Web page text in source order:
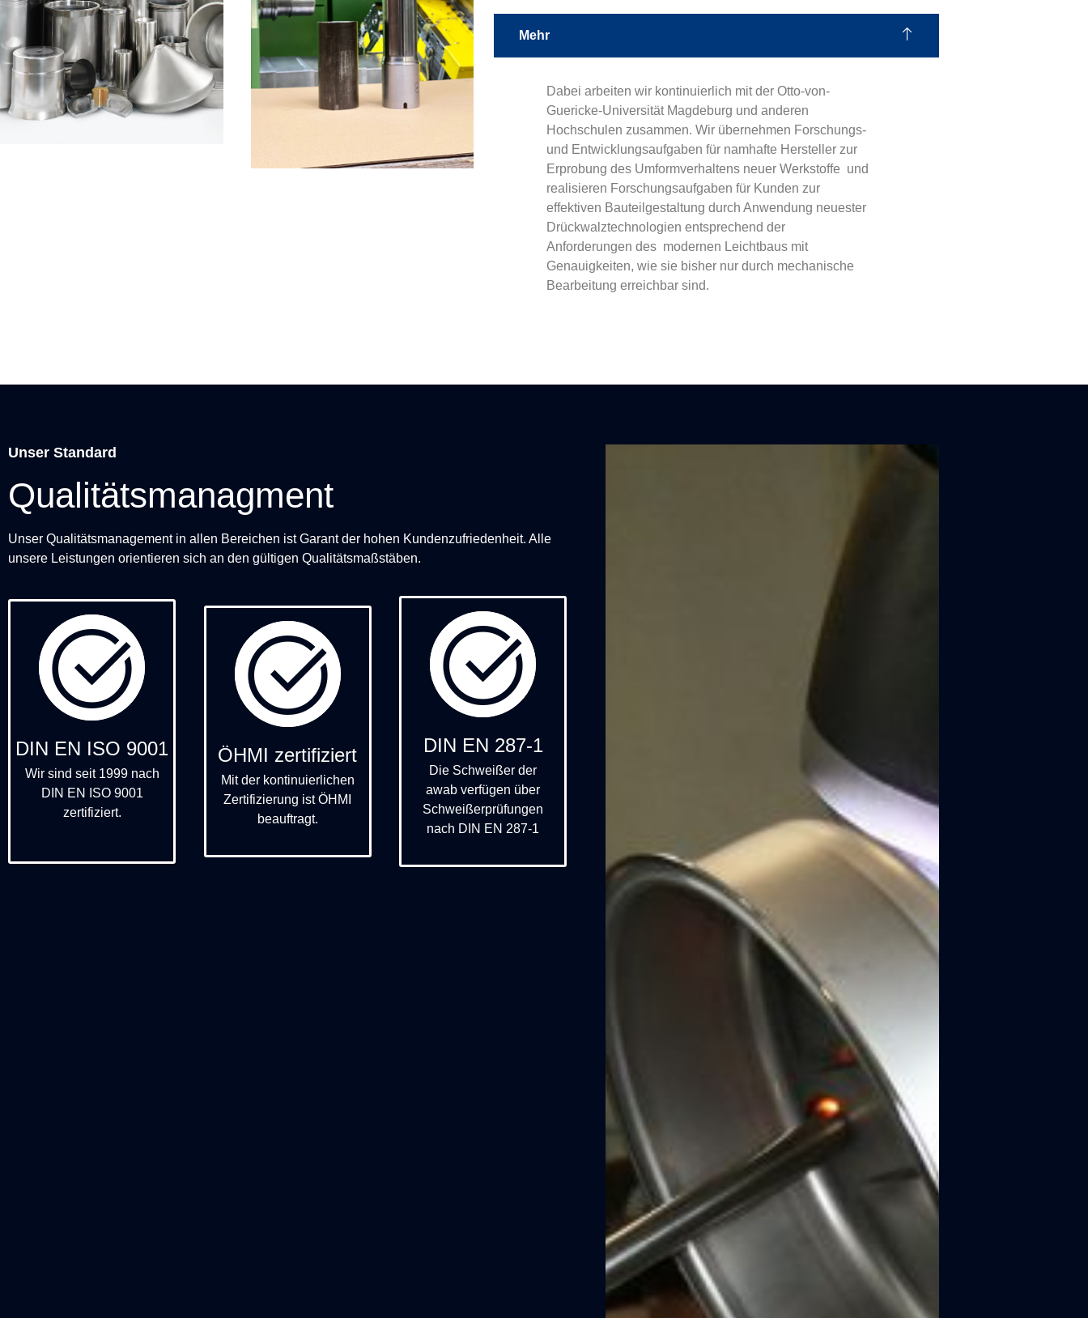
Mehr
Dabei arbeiten wir kontinuierlich mit der Otto-von-
Guericke-Universität Magdeburg und anderen
Hochschulen zusammen. Wir übernehmen Forschungs-
und Entwicklungsaufgaben für namhafte Hersteller zur
Erprobung des Umformverhaltens neuer Werkstoffe und
realisieren Forschungsaufgaben für Kunden zur
effektiven Bauteilgestaltung durch Anwendung neuester
Drückwalztechnologien entsprechend der
Anforderungen des modernen Leichtbaus mit
Genauigkeiten, wie sie bisher nur durch mechanische
Bearbeitung erreichbar sind.
Unser Standard
Qualitätsmanagment
Unser Qualitätsmanagement in allen Bereichen ist Garant der hohen Kundenzufriedenheit. Alle
unsere Leistungen orientieren sich an den gültigen Qualitätsmaßstäben.
DIN EN ISO 9001
Wir sind seit 1999 nach
DIN EN ISO 9001
zertifiziert.
ÖHMI zertifiziert
Mit der kontinuierlichen
Zertifizierung ist ÖHMI
beauftragt.
DIN EN 287-1
Die Schweißer der
awab verfügen über
Schweißerprüfungen
nach DIN EN 287-1